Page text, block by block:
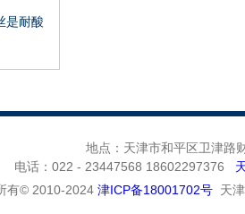
是耐酸
地点：天津市和平区卫津
电话：022 - 23447568 18602297376
有© 2010-2024 津ICP备18001702号 天